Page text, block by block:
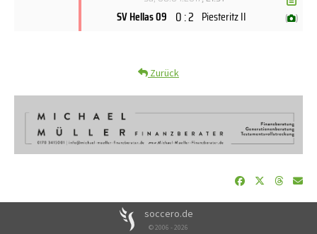
SV Hellas 09 0 : 2 Piesteritz II ( )
Zurück
soccero.de
© 2006 - 2026